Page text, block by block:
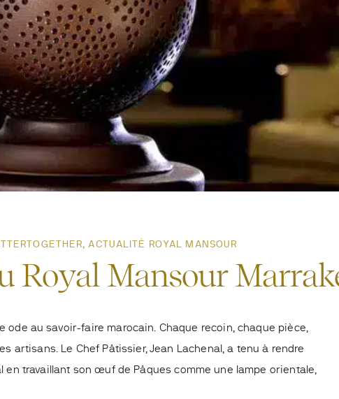
,ACTUALITÉ ROYAL MANSOUR
Royal Mansour
ode au savoir-faire marocain. Chaque recoin, chaque pièce,
artisans. Le Chef Pâtissier, Jean Lachenal, a tenu à rendre
en travaillant son œuf de Pâquescomme une lampe orientale,